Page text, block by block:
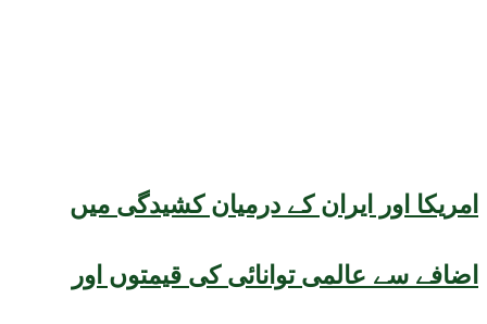
امریکا اور ایران کے درمیان کشیدگی میں
اضافے سے عالمی توانائی کی قیمتوں اور